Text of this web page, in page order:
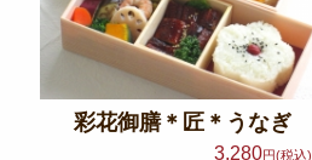
彩花御膳＊匠＊うなぎ
3,280円(税込)